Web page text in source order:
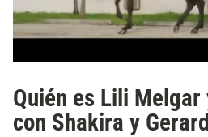
Quién es Lili
con Shakira y